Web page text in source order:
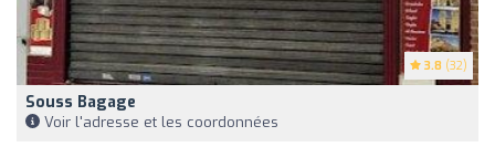
3.8 (32)
Souss Bagage
Voir l'adresse et les coordonnées